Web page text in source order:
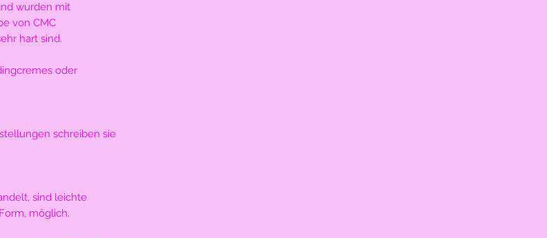
wurden mit
von CMC
hart sind.
oder
schreiben sie
sind leichte
möglich.